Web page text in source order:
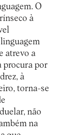
O
à
atrevo a
procura por
à
torna-se
não
na